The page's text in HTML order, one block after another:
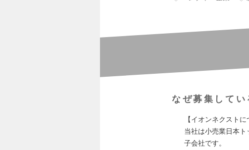
なぜ募集してい
【イオンネクストに
当社は小売業日本
子会社です。